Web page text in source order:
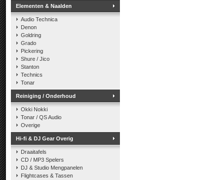
Elementen & Naalden
Audio Technica
Denon
Goldring
Grado
Pickering
Shure / Jico
Stanton
Technics
Tonar
Reiniging / Onderhoud
Okki Nokki
Tonar / QS Audio
Overige
Hi-fi & DJ Gear Overig
Draaitafels
CD / MP3 Spelers
DJ & Studio Mengpanelen
Flightcases & Tassen